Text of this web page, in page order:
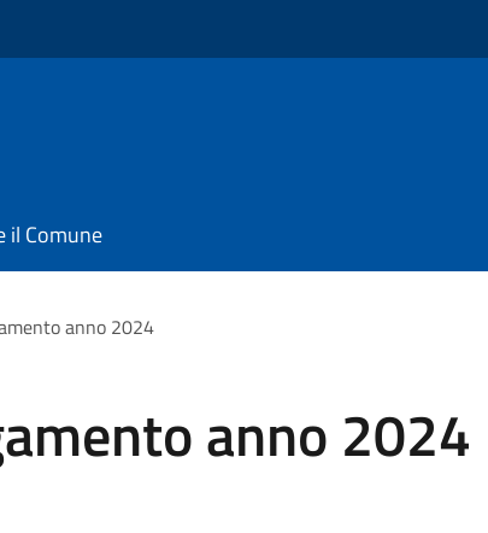
il Comune
anno 2024
anno 2024